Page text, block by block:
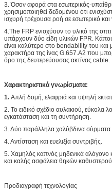
3. Όσον αφορά στα εσωτερικός-
χρησιμοποιηθεί δεδομένου ότι
ισχυρή τρέχουσα ροή σε εσωτερικό και
4.The FRP ενισχύουν το υλικό της
υπάρχουν δύο είδη υλικών FPR.
είναι καλύτερο στο bendability του και
χαρακτήρα της ίνας G.657.A2 που
όρο της δευτερεύουσας ακτίνας cable.
Χαρακτηριστικά γνωρίσματα:
1. Απλή δομή, ελαφριά και υψηλή
2. Το ειδικό σχέδιο αυλακιού, εύκολα
εγκατάσταση και τη συντήρηση.
3. Δύο παράλληλα χαλύβδινα σύρματα
4. Αντίσταση και ευελιξία συντριβής.
5. Χαμηλός καπνός μηδενικά αλόγονο
και καλής ασφάλεια θηκών
Προδιαγραφή τεχνολογίας